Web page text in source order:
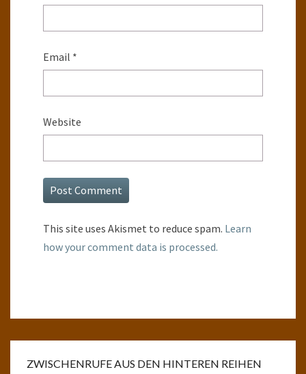
Email *
Website
This site uses Akismet to reduce spam. Learn
how your comment data is processed.
ZWISCHENRUFE AUS DEN HINTEREN REIHEN